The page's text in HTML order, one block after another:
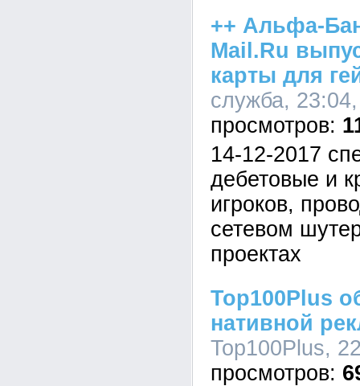
++ Альфа-
Mail.Ru
карты для
служба,
14-12-2017
дебетовые и
игроков,
сетевом
проектах
Top100Plus
нативной
Top100Plus,